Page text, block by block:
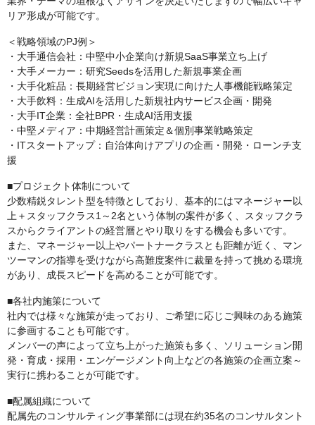
リア形成が可能です。
＜戦略領域のPJ例＞
・大手通信会社：中堅中小企業向け新規SaaS事業立ち上げ
・大手メーカー：研究Seedsを活用した新規事業企画
・大手化粧品：長期経営ビジョン実現に向けた人事機能戦略策定
・大手飲料：生成AIを活用した新規社内サービス企画・開発
・大手IT企業：全社BPR・生成AI活用支援
・中堅メディア：中期経営計画策定＆個別事業戦略策定
・ITスタートアップ：自治体向けアプリの企画・開発・ローンチ支
援
■プロジェクト体制について
少数精鋭タレント型を特徴としており、基本的にはマネージャー以
上＋スタッフクラス1～2名という体制の案件が多く、スタッフクラ
スからクライアントの経営層とやり取りをする機会も多いです。
また、マネージャー以上やパートナークラスとも距離が近く、マン
ツーマンの指導を受けながら高難度案件に裁量を持って挑める環境
があり、成長スピードを高めることが可能です。
■各社内施策について
社内では様々な施策が走っており、ご希望に応じご興味のある施策
に参画することも可能です。
メンバーの声によって立ち上がった施策も多く、ソリューション開
発・育成・採用・エンゲージメント向上などの各施策の企画立案～
実行に携わることが可能です。
■配属組織について
配属先のコンサルティング事業部には現在約35名のコンサルタント